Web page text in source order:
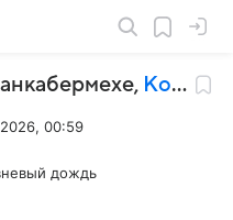
, Колумбия
00:59
дождь